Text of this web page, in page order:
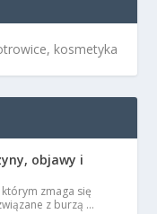
kosmetyka
objawy i
zmaga się
z burzą …